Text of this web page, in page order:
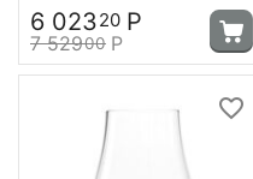
6 02320 Р
7 52900 Р